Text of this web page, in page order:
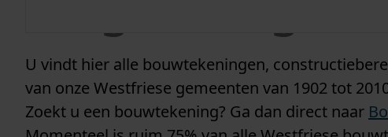
U vindt hier alle bouwtekeningen,
van onze Westfriese gemeenten van 1902 tot
Zoekt u een bouwtekening? Ga dan direct naar